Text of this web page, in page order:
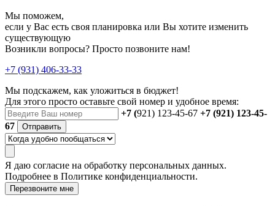
Мы поможем,
если у Вас есть своя планировка или Вы хотите изменить
существующую
Возникли вопросы? Просто позвоните нам!
+7 (931) 406-33-33
Мы подскажем, как уложиться в бюджет!
Для этого просто оставьте свой номер и удобное время:
+7 (921) 123-45-67 +7 (921) 123-45-
67
Отправить
Я даю согласие на обработку персональных данных.
Подробнее в Политике конфиденциальности.
Перезвоните мне